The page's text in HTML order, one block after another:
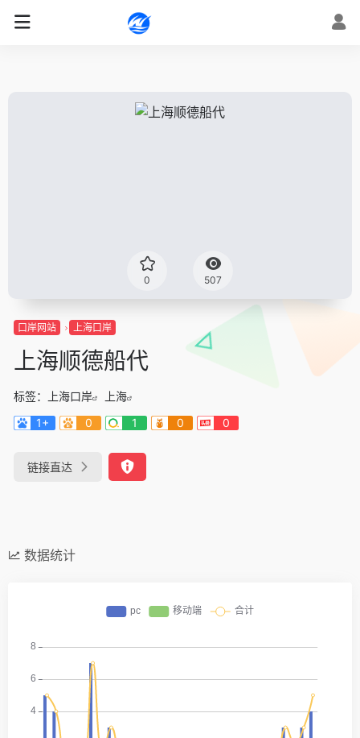
0 507
口岸网站 上海口岸
上海顺德船代
标签： 上海口岸
上海
1+
0 1 0 0
链接直达
数据统计